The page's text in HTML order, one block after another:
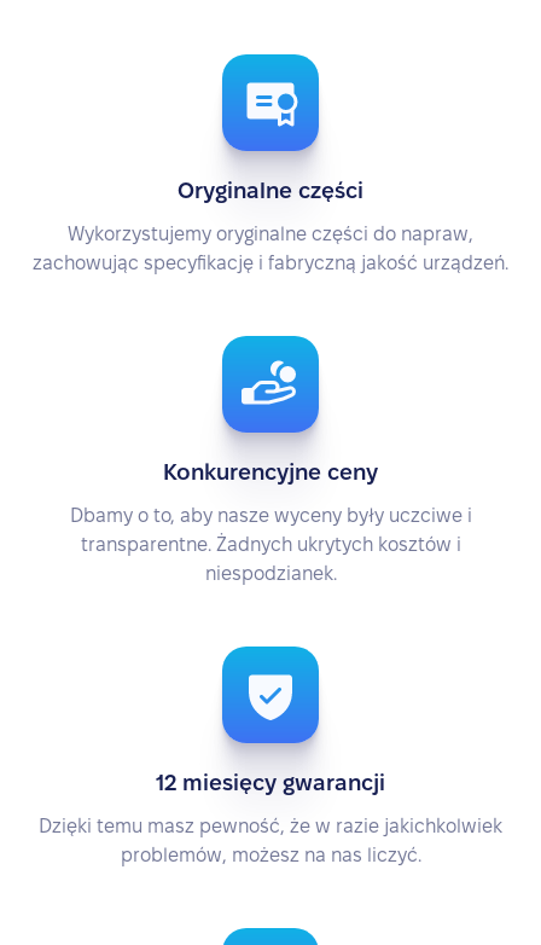
Oryginalne części
Wykorzystujemy oryginalne części do napraw,
zachowując specyfikację i fabryczną jakość urządzeń.
Konkurencyjne ceny
Dbamy o to, aby nasze wyceny były uczciwe i
transparentne. Żadnych ukrytych kosztów i
niespodzianek.
12 miesięcy gwarancji
Dzięki temu masz pewność, że w razie jakichkolwiek
problemów, możesz na nas liczyć.